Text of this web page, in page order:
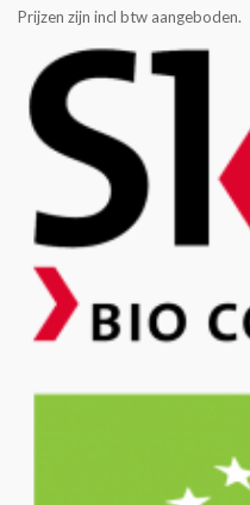
Prijzen zijn incl btw aangeboden.